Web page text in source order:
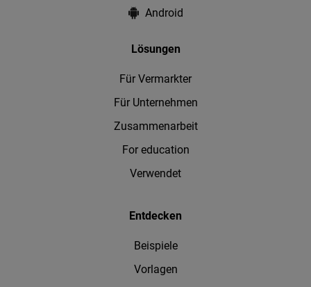
Android
Lösungen
Für Vermarkter
Für Unternehmen
Zusammenarbeit
For education
Verwendet
Entdecken
Beispiele
Vorlagen